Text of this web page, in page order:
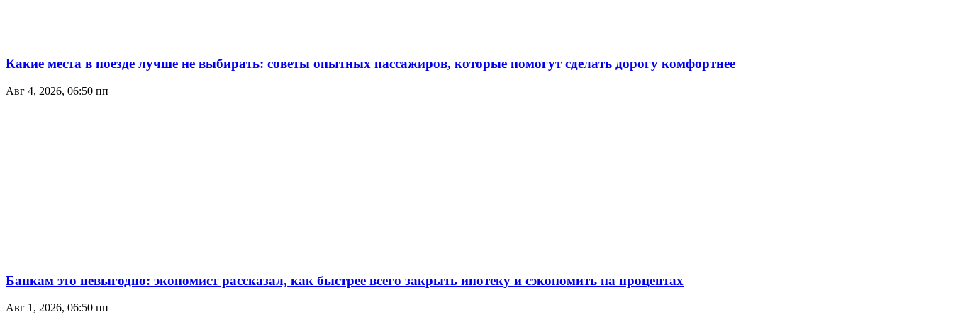
Какие места в поезде лучше не выбирать: советы опытных пассажиров, которые помогут сделать дорогу комфортнее
Авг 4, 2026, 06:50 пп
Банкам это невыгодно: экономист рассказал, как быстрее всего закрыть ипотеку и сэкономить на процентах
Авг 1, 2026, 06:50 пп